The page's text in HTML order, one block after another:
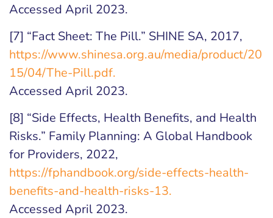
Accessed April 2023.
[7] “Fact Sheet: The Pill.” SHINE SA, 2017,
https://www.shinesa.org.au/media/product/20
15/04/The-Pill.pdf.
Accessed April 2023.
[8] “Side Effects, Health Benefits, and Health
Risks.” Family Planning: A Global Handbook
for Providers, 2022,
https://fphandbook.org/side-effects-health-
benefits-and-health-risks-13.
Accessed April 2023.